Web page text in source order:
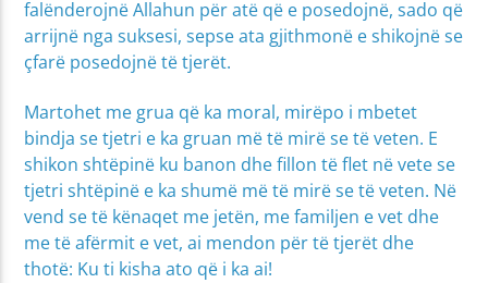
falënderojnë Allahun për atë që e posedojnë, sado që
arrijnë nga suksesi, sepse ata gjithmonë e shikojnë se
çfarë posedojnë të tjerët.
Martohet me grua që ka moral, mirëpo i mbetet
bindja se tjetri e ka gruan më të mirë se të veten. E
shikon shtëpinë ku banon dhe fillon të flet në vete se
tjetri shtëpinë e ka shumë më të mirë se të veten. Në
vend se të kënaqet me jetën, me familjen e vet dhe
me të afërmit e vet, ai mendon për të tjerët dhe
thotë: Ku ti kisha ato që i ka ai!